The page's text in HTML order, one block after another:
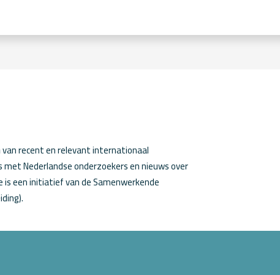
recent en relevant internationaal
Nederlandse onderzoekers en nieuws over
is een initiatief van de Samenwerkende